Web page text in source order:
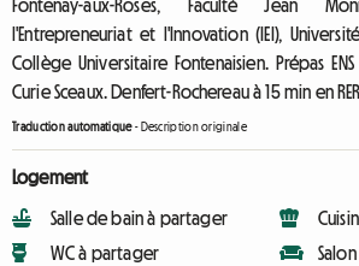
Fontenay-aux-Roses, Faculté Jean
l'Entrepreneuriat et l'Innovation (IEI),
Collège Universitaire Fontenaisien. Prépas
Curie Sceaux. Denfert-Rochereau à 15 min en RER.
Traduction automatique- Description originale
Logement
Salle de bain à partager
WC à partager